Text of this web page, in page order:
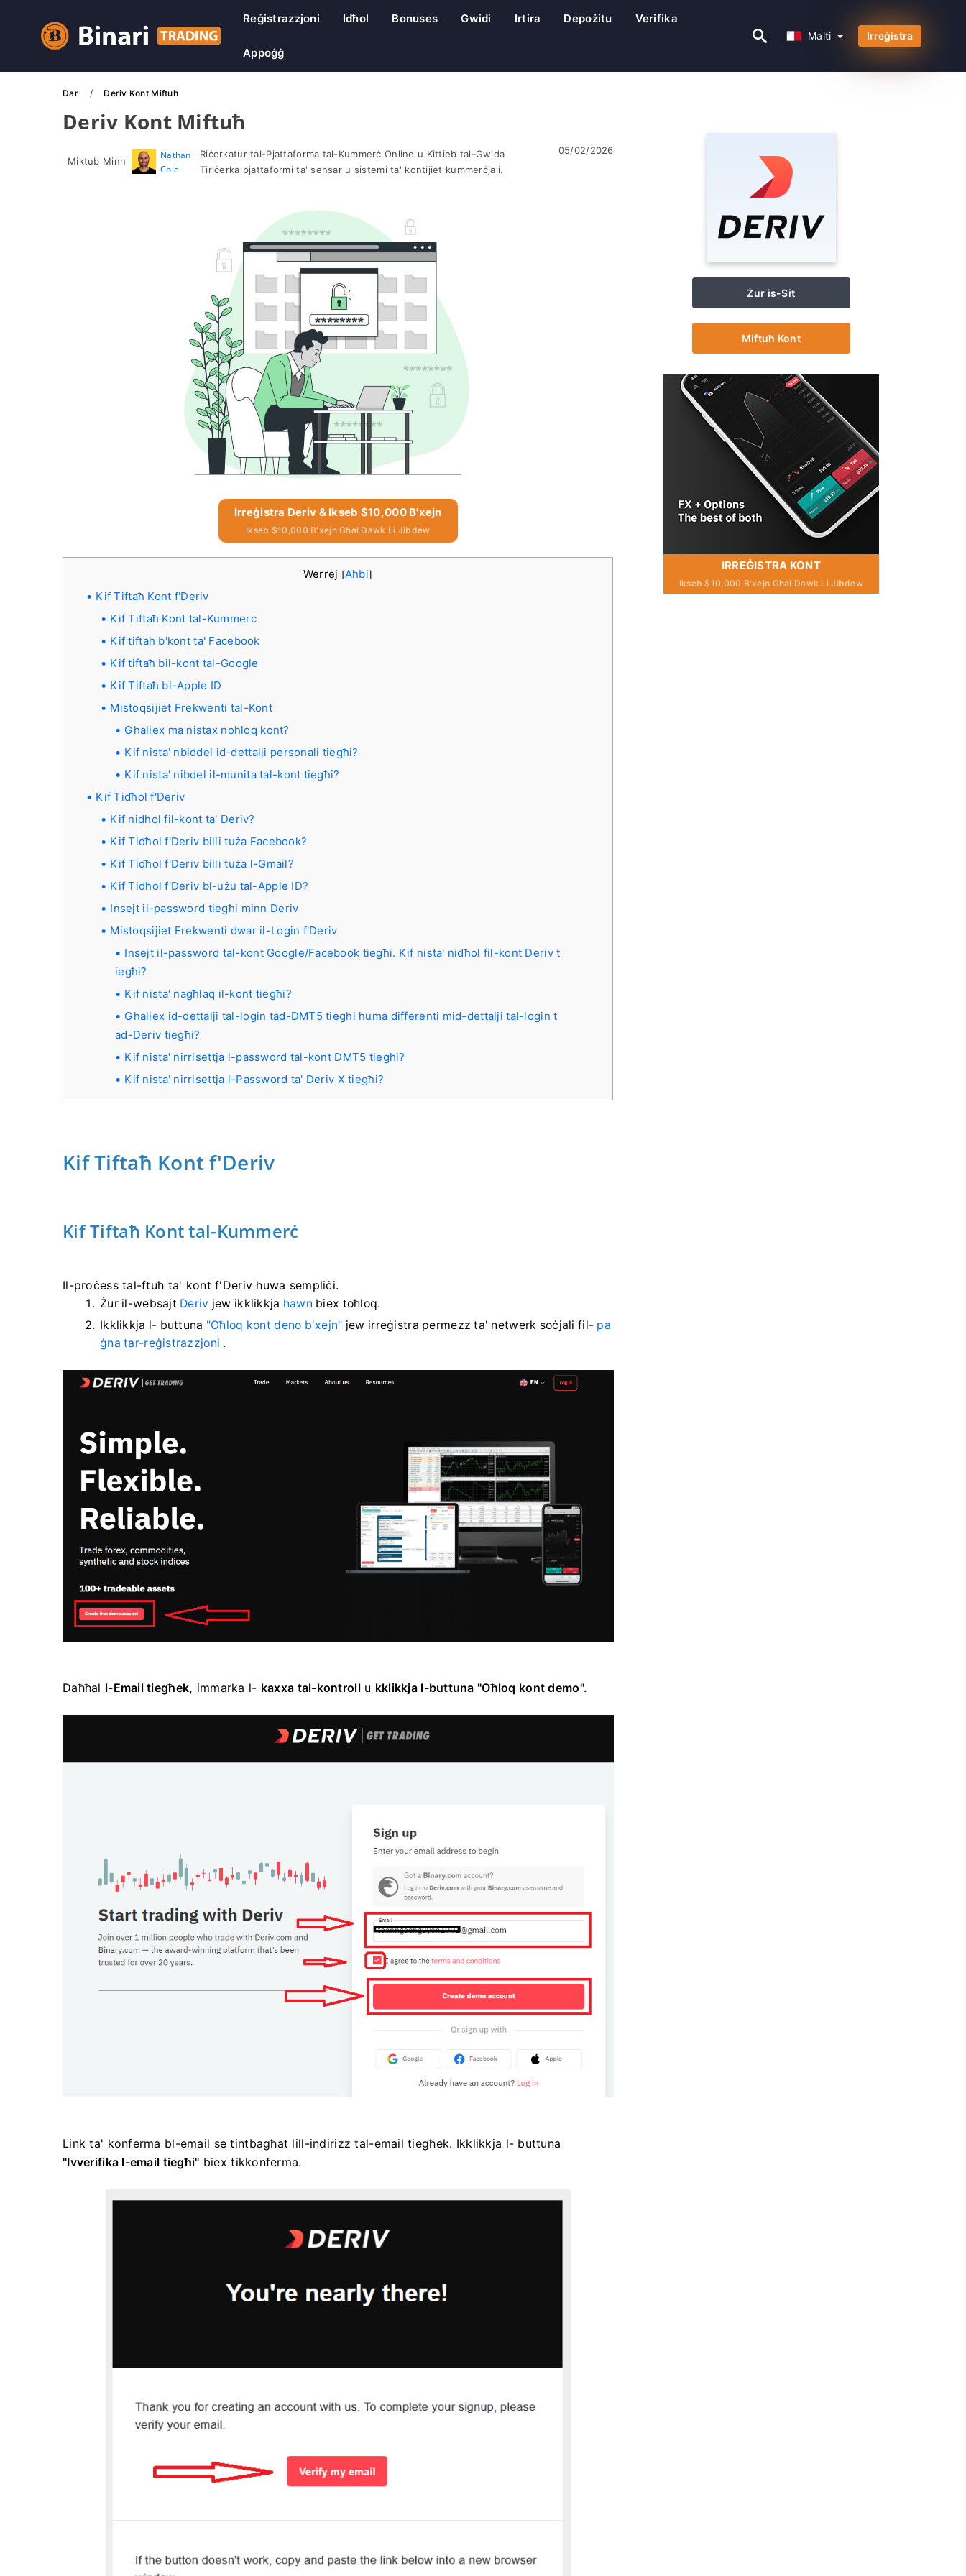
Reġistrazzjoni Idħol Bonuses Gwidi Irtira Depożitu Verifika
Appoġġ
Malti Irreġistra
Dar Deriv Kont Miftuħ
Deriv Kont Miftuħ
Miktub Minn
Nathan
Cole
Riċerkatur tal-Pjattaforma tal-Kummerċ Online u Kittieb tal-Gwida
Tiriċerka pjattaformi ta' sensar u sistemi ta' kontijiet kummerċjali.
05/02/2026
Irreġistra Deriv & Ikseb $10,000 B'xejn
Ikseb $10,000 B'xejn Għal Dawk Li Jibdew
Werrej [Aħbi]
Kif Tiftaħ Kont f'Deriv
Kif Tiftaħ Kont tal-Kummerċ
Kif tiftaħ b'kont ta' Facebook
Kif tiftaħ bil-kont tal-Google
Kif Tiftaħ bl-Apple ID
Mistoqsijiet Frekwenti tal-Kont
Għaliex ma nistax noħloq kont?
Kif nista' nbiddel id-dettalji personali tiegħi?
Kif nista' nibdel il-munita tal-kont tiegħi?
Kif Tidħol f'Deriv
Kif nidħol fil-kont ta' Deriv?
Kif Tidħol f'Deriv billi tuża Facebook?
Kif Tidħol f'Deriv billi tuża l-Gmail?
Kif Tidħol f'Deriv bl-użu tal-Apple ID?
Insejt il-password tiegħi minn Deriv
Mistoqsijiet Frekwenti dwar il-Login f'Deriv
Insejt il-password tal-kont Google/Facebook tiegħi. Kif nista' nidħol fil-kont Deriv t
iegħi?
Kif nista' nagħlaq il-kont tiegħi?
Għaliex id-dettalji tal-login tad-DMT5 tiegħi huma differenti mid-dettalji tal-login t
ad-Deriv tiegħi?
Kif nista' nirrisettja l-password tal-kont DMT5 tiegħi?
Kif nista' nirrisettja l-Password ta' Deriv X tiegħi?
Kif Tiftaħ Kont f'Deriv
Kif Tiftaħ Kont tal-Kummerċ
Il-proċess tal-ftuħ ta' kont f'Deriv huwa sempliċi.
Żur il-websajt Deriv jew ikklikkja hawn biex toħloq.
Ikklikkja l- buttuna "Oħloq kont deno b'xejn" jew irreġistra permezz ta' netwerk soċjali fil- pa
ġna tar-reġistrazzjoni .
Daħħal l-Email tiegħek, immarka l- kaxxa tal-kontrollu kklikkja l-buttuna "Oħloq kont demo".
Link ta' konferma bl-email se tintbagħat lill-indirizz tal-email tiegħek. Ikklikkja l- buttuna
"Ivverifika l-email tiegħi" biex tikkonferma.
Żur is-Sit
Miftuħ Kont
IRREĠISTRA KONT
Ikseb $10,000 B'xejn Għal Dawk Li Jibdew